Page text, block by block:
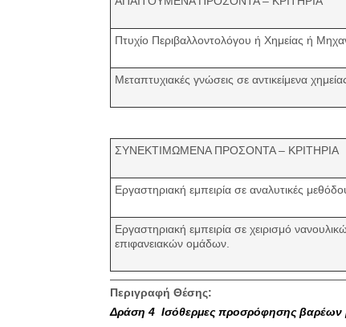
Πτυχίο Περιβαλλοντολόγου ή Χημείας ή
Μεταπτυχιακές γνώσεις σε αντικείμενα
ΣΥΝΕΚΤΙΜΩΜΕΝΑ ΠΡΟΣΟΝΤΑ – ΚΡΙΤΗΡΙΑ
Εργαστηριακή εμπειρία σε αναλυτικές
Εργαστηριακή εμπειρία σε χειρισμό
επιφανειακών ομάδων.
Περιγραφή Θέσης:
Δράση 4 Ισόθερμες προσρόφησης βαρέων